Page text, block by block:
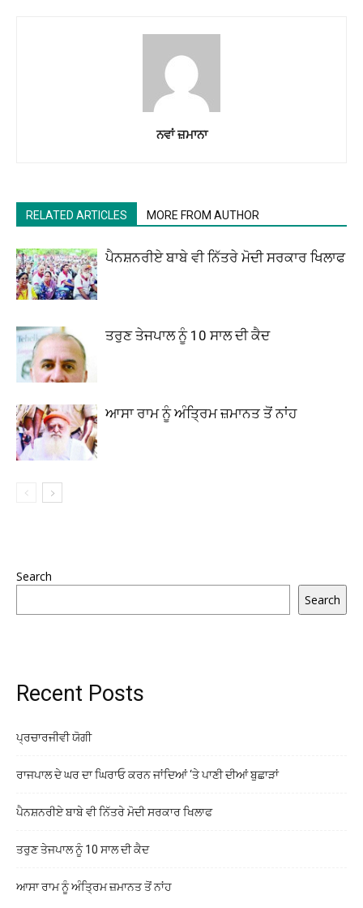
ਨਵਾਂ ਜ਼ਮਾਨਾ
RELATED ARTICLES MORE FROM AUTHOR
ਪੈਨਸ਼ਨਰੀਏ ਬਾਬੇ ਵੀ ਨਿੱਤਰੇ ਮੋਦੀ ਸਰਕਾਰ ਖਿਲਾਫ
ਤਰੁਣ ਤੇਜਪਾਲ ਨੂੰ 10 ਸਾਲ ਦੀ ਕੈਦ
ਆਸਾ ਰਾਮ ਨੂੰ ਅੰਤ੍ਰਿਮ ਜ਼ਮਾਨਤ ਤੋਂ ਨਾਂਹ
Search
Search
Recent Posts
ਪ੍ਰਚਾਰਜੀਵੀ ਯੋਗੀ
ਰਾਜਪਾਲ ਦੇ ਘਰ ਦਾ ਘਿਰਾਓ ਕਰਨ ਜਾਂਦਿਆਂ ‘ਤੇ ਪਾਣੀ ਦੀਆਂ ਬੁਛਾੜਾਂ
ਪੈਨਸ਼ਨਰੀਏ ਬਾਬੇ ਵੀ ਨਿੱਤਰੇ ਮੋਦੀ ਸਰਕਾਰ ਖਿਲਾਫ
ਤਰੁਣ ਤੇਜਪਾਲ ਨੂੰ 10 ਸਾਲ ਦੀ ਕੈਦ
ਆਸਾ ਰਾਮ ਨੂੰ ਅੰਤ੍ਰਿਮ ਜ਼ਮਾਨਤ ਤੋਂ ਨਾਂਹ